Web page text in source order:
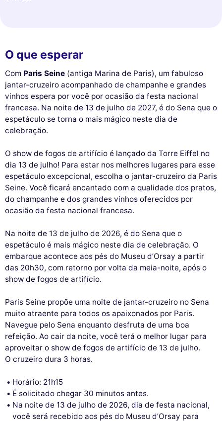
O que esperar
Com Paris Seine (antiga Marina de Paris), um fabuloso
jantar-cruzeiro acompanhado de champanhe e grandes
vinhos espera por você por ocasião da festa nacional
francesa. Na noite de 13 de julho de 2027, é do Sena que o
espetáculo se torna o mais mágico neste dia de
celebração.
O show de fogos de artifício é lançado da Torre Eiffel no
dia 13 de julho! Para estar nos melhores lugares para esse
espetáculo excepcional, escolha o jantar-cruzeiro da Paris
Seine. Você ficará encantado com a qualidade dos pratos,
do champanhe e dos grandes vinhos oferecidos por
ocasião da festa nacional francesa.
Na noite de 13 de julho de 2026, é do Sena que o
espetáculo é mais mágico neste dia de celebração. O
embarque acontece aos pés do Museu d’Orsay a partir
das 20h30, com retorno por volta da meia-noite, após o
show de fogos de artifício.
Paris Seine propõe uma noite de jantar-cruzeiro no Sena
muito atraente para todos os apaixonados por Paris.
Navegue pelo Sena enquanto desfruta de uma boa
refeição. Ao cair da noite, você terá o melhor lugar para
aproveitar o show de fogos de artifício de 13 de julho.
O cruzeiro dura 3 horas.
Horário: 21h15
É solicitado chegar 30 minutos antes.
Na noite de 13 de julho de 2026, dia de festa nacional,
você será recebido aos pés do Museu d’Orsay para